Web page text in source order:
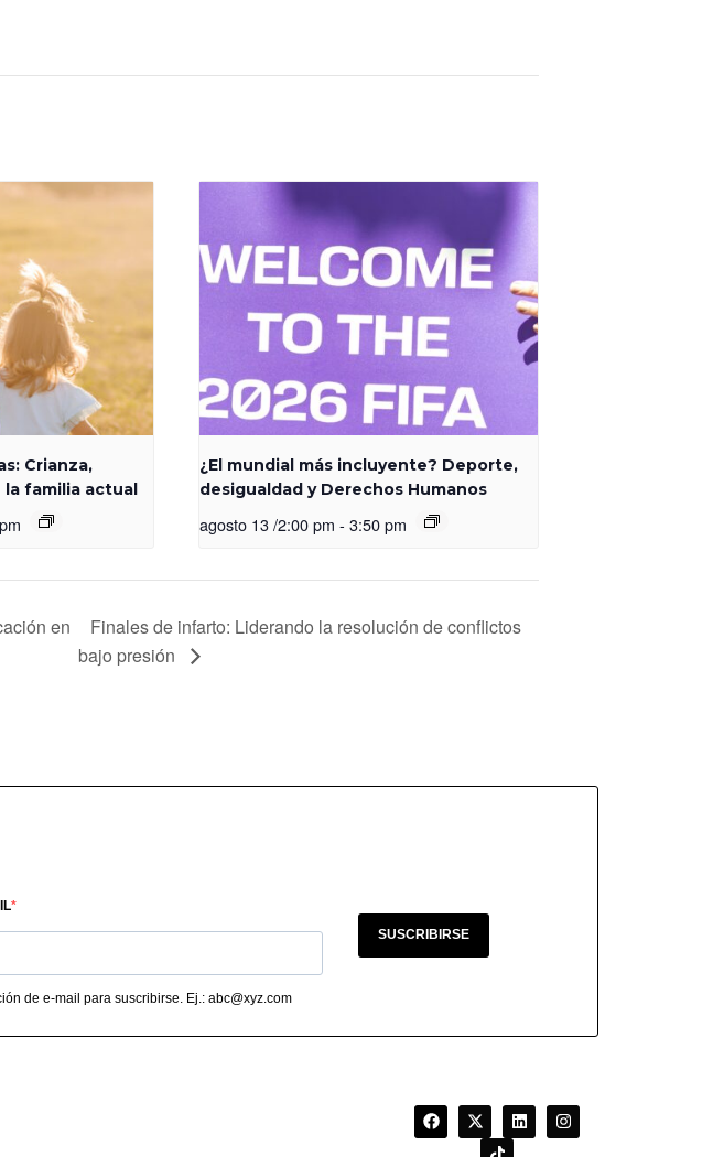
Crianza,
la familia actual
¿El mundial más incluyente? Deporte,
desigualdad y Derechos Humanos
agosto 13 /2:00 pm - 3:50 pm
en
Finales de infarto: Liderando la resolución de conflictos
bajo presión
de e-mail para suscribirse. Ej.: abc@xyz.com
SUSCRIBIRSE